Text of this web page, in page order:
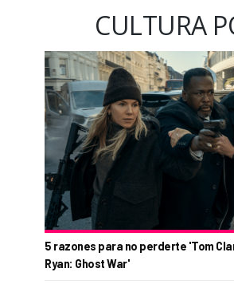
CULTURA
5 razones para no perderte 'Tom
Ryan: Ghost War'